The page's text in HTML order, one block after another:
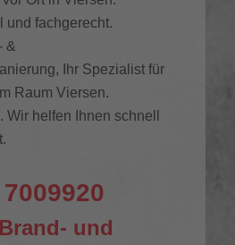
und fachgerecht.
&
Ihr Spezialist für
Raum Viersen.
Wir helfen Ihnen schnell
und